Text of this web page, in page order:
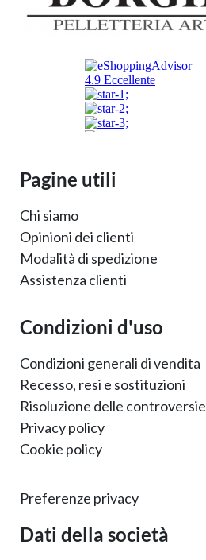
Pagine utili
Chi siamo
Opinioni dei clienti
Modalità di spedizione
Assistenza clienti
Condizioni d'uso
Condizioni generali di vendita
Recesso, resi e sostituzioni
Risoluzione delle controversie
Privacy policy
Cookie policy
Preferenze privacy
Dati della società